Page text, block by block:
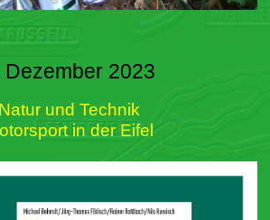
Dezember 2023
Natur und Technik
in der Eifel